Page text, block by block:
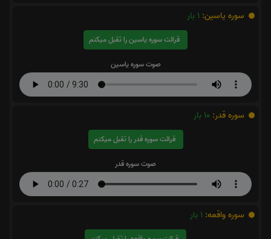
سوره یاسین: 1 بار
قرائت سوره یاسین را تقبل میکنم
صوت سوره یاسین
سوره قدر: 10 بار
قرائت سوره قدر را تقبل میکنم
صوت سوره قدر
سوره واقعه: 1 بار